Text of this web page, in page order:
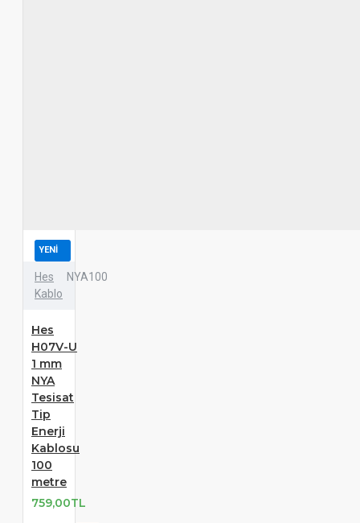
YENI
Hes
Kablo
NYA100
Hes
H07V-U
1 mm
NYA
Tesisat
Tip
Enerji
Kablosu
100
metre
759,00TL